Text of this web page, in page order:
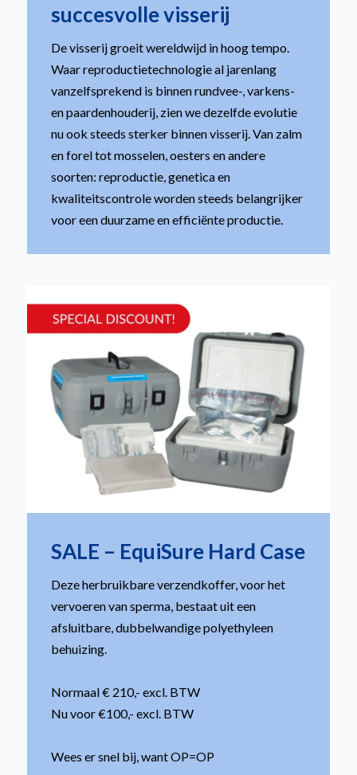
succesvolle visserij
De visserij groeit wereldwijd in hoog tempo.
Waar reproductietechnologie al jarenlang
vanzelfsprekend is binnen rundvee-, varkens-
en paardenhouderij, zien we dezelfde evolutie
nu ook steeds sterker binnen visserij. Van zalm
en forel tot mosselen, oesters en andere
soorten: reproductie, genetica en
kwaliteitscontrole worden steeds belangrijker
voor een duurzame en efficiënte productie.
SALE – EquiSure Hard Case
Deze herbruikbare verzendkoffer, voor het
vervoeren van sperma, bestaat uit een
afsluitbare, dubbelwandige polyethyleen
behuizing.
Normaal € 210,- excl. BTW
Nu voor €100,- excl. BTW
Wees er snel bij, want OP=OP